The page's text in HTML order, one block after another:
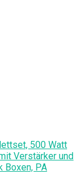
500 Watt
Verstärker und
Boxen, PA